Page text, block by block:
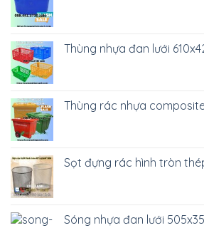
Thùng nhựa đan lưới
Thùng rác nhựa
Sọt đựng rác hình tròn
Sóng nhựa đan lưới